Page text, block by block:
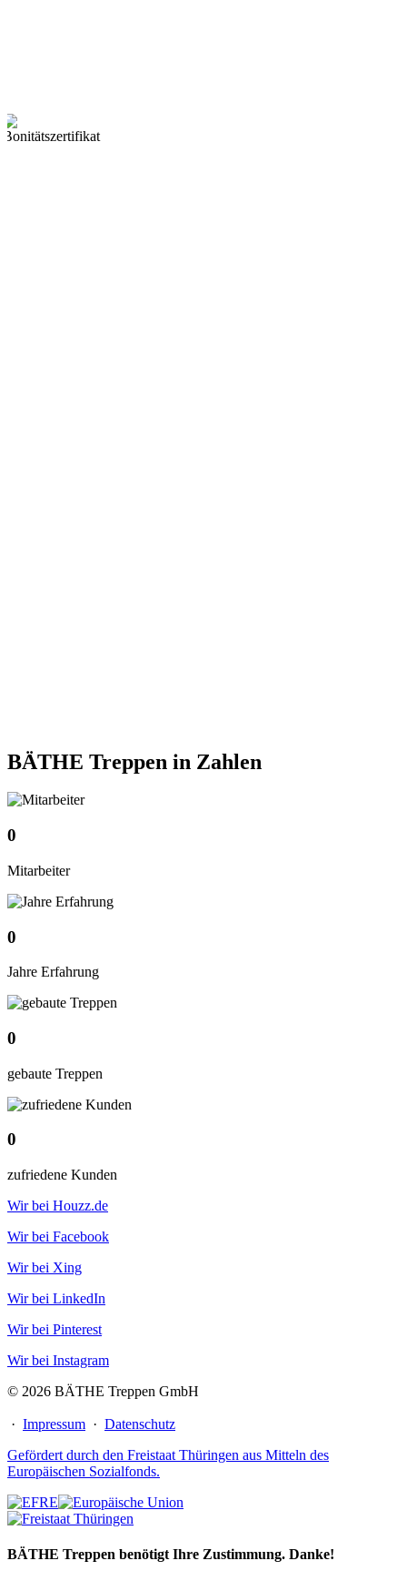
BÄTHE Treppen in Zahlen
0
Mitarbeiter
0
Jahre Erfahrung
0
gebaute Treppen
0
zufriedene Kunden
Wir bei Houzz.de
Wir bei Facebook
Wir bei Xing
Wir bei LinkedIn
Wir bei Pinterest
Wir bei Instagram
© 2026 BÄTHE Treppen GmbH
· Impressum · Datenschutz
Gefördert durch den Freistaat Thüringen aus Mitteln des
Europäischen Sozialfonds.
BÄTHE Treppen benötigt Ihre Zustimmung. Danke!